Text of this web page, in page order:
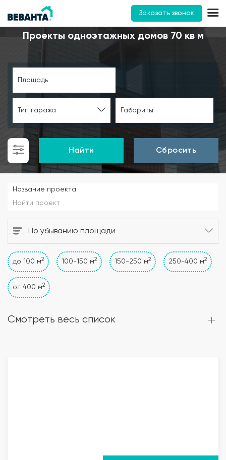
Заказать звонок
Проекты одноэтажных домов 70 кв м
Площадь
Тип гаража Габариты
Найти Сбросить
Название проекта
По убыванию площади
до 100 м2 100-150 м2 150-250 м2 250-400 м2
от 400 м2
Смотреть весь список